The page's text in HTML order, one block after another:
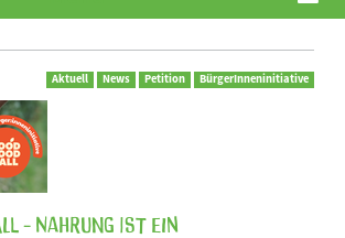
Aktuell News Petition BürgerInneninitiative
- Nahrung ist ein